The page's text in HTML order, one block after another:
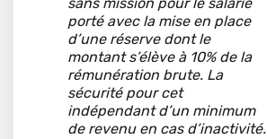
porté avec la mise en place
d’une réserve dont le
montant s’élève à 10% de la
rémunération brute. La
sécurité pour cet
indépendant d’un minimum
de revenu en cas d’inactivité.